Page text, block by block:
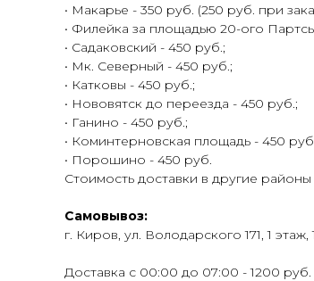
• Макарье - 350 руб. (250 руб. при
• Филейка за площадью 20-ого
• Садаковский - 450 руб.;
• Мк. Северный - 450 руб.;
• Катковы - 450 руб.;
• Нововятск до переезда - 450 руб.;
• Ганино - 450 руб.;
• Коминтерновская площадь - 450
• Порошино - 450 руб.
Стоимость доставки в другие районы
Самовывоз:
г. Киров, ул. Володарского 171, 1
Доставка с 00:00 до 07:00 - 1200 руб.